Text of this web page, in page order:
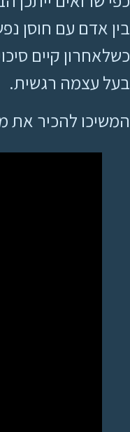
בין אדם עם חוסן
כשלאחרון קיים
בעל עצמה רגשית.
המשיכו להכיר את